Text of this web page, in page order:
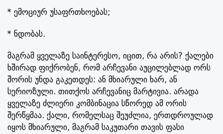
* ემოციურ უსაფრთხოებას;
* ნდობას.
მაგრამ ყველაზე საინტერესო, იცით, რა არის? ქალები
ხშირად ფიქრობენ, რომ არჩევანი აუცილებლად ორს
შორის უნდა გაკეთდეს: ან მხიარული ხარ, ან
სერიოზული. თითქოს არჩევანიც მარტივია. არადა
ყველაზე ძლიერი კომბინაცია სწორედ ამ ორის
შერწყმაა. ქალი, რომელსაც შეუძლია, ერთდროულად
იყოს მხიარული, მაგრამ საკუთარი თავის ფასი